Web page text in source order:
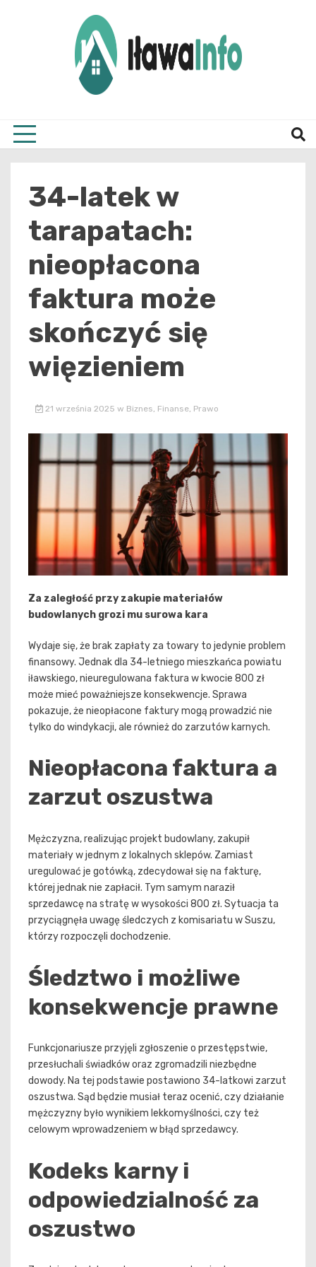
34-latek w
tarapatach:
nieopłacona
faktura może
skończyć się
więzieniem
21 września 2025 w Biznes, Finanse, Prawo
Za zaległość przy zakupie materiałów
budowlanych grozi mu surowa kara
Wydaje się, że brak zapłaty za towary to jedynie problem
finansowy. Jednak dla 34-letniego mieszkańca powiatu
iławskiego, nieuregulowana faktura w kwocie 800 zł
może mieć poważniejsze konsekwencje. Sprawa
pokazuje, że nieopłacone faktury mogą prowadzić nie
tylko do windykacji, ale również do zarzutów karnych.
Nieopłacona faktura a
zarzut oszustwa
Mężczyzna, realizując projekt budowlany, zakupił
materiały w jednym z lokalnych sklepów. Zamiast
uregulować je gotówką, zdecydował się na fakturę,
której jednak nie zapłacił. Tym samym naraził
sprzedawcę na stratę w wysokości 800 zł. Sytuacja ta
przyciągnęła uwagę śledczych z komisariatu w Suszu,
którzy rozpoczęli dochodzenie.
Śledztwo i możliwe
konsekwencje prawne
Funkcjonariusze przyjęli zgłoszenie o przestępstwie,
przesłuchali świadków oraz zgromadzili niezbędne
dowody. Na tej podstawie postawiono 34-latkowi zarzut
oszustwa. Sąd będzie musiał teraz ocenić, czy działanie
mężczyzny było wynikiem lekkomyślności, czy też
celowym wprowadzeniem w błąd sprzedawcy.
Kodeks karny i
odpowiedzialność za
oszustwo